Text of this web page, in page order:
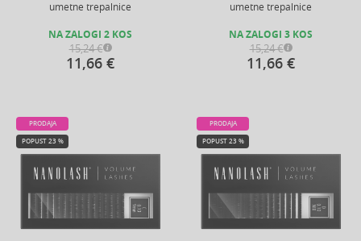
umetne trepalnice
NA ZALOGI 2 KOS
15,24 €
11,66 €
umetne trepalnice
NA ZALOGI 3 KOS
15,24 €
11,66 €
PRODAJA
POPUST 23 %
PRODAJA
POPUST 23 %